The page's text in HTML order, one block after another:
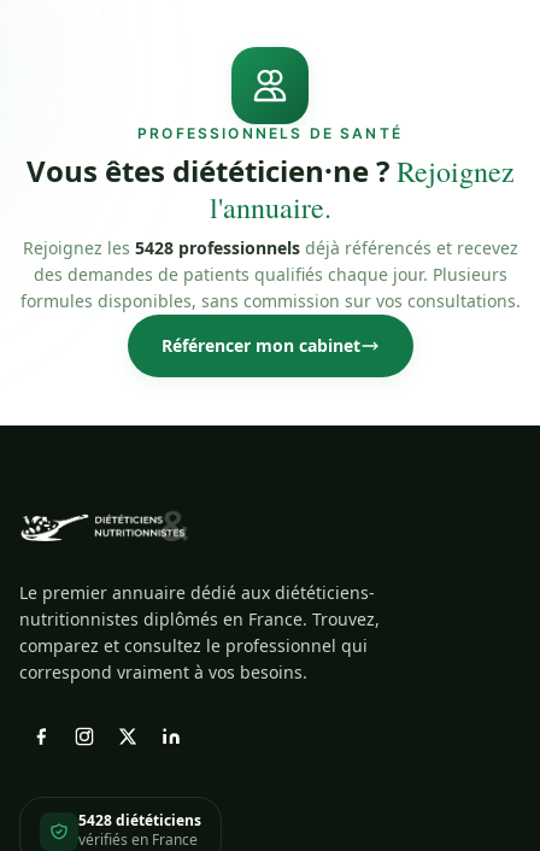
PROFESSIONNELS DE SANTÉ
Vous êtes diététicien·ne ?Rejoignez
l'annuaire.
Rejoignez les 5428 professionnelsdéjà référencés et recevez
des demandes de patients qualifiés chaque jour. Plusieurs
formules disponibles, sans commission sur vos consultations.
Référencer mon cabinet
Le premier annuaire dédié aux diététiciens-
nutritionnistes diplômés en France. Trouvez,
comparez et consultez le professionnel qui
correspond vraiment à vos besoins.
5428 diététiciens
vérifiés en France